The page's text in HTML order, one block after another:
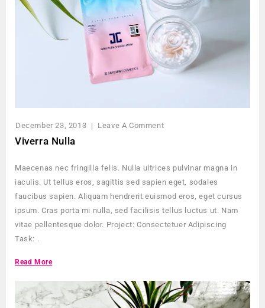
December 23, 2013 Leave A Comment
Viverra Nulla
Maecenas nec fringilla felis. Nulla ultrices pulvinar magna in
iaculis. Ut tellus eros, sagittis sed sapien eget, sodales
faucibus sapien. Aliquam hendrerit euismod eros, eget cursus
ipsum. Cras porta mi nulla, sed facilisis tellus luctus ut. Nam
vitae pellentesque dolor. Project: Consectetuer Adipiscing
Task: .
Read More